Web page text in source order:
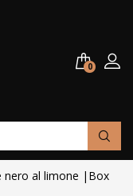
0
nero al limone |Box